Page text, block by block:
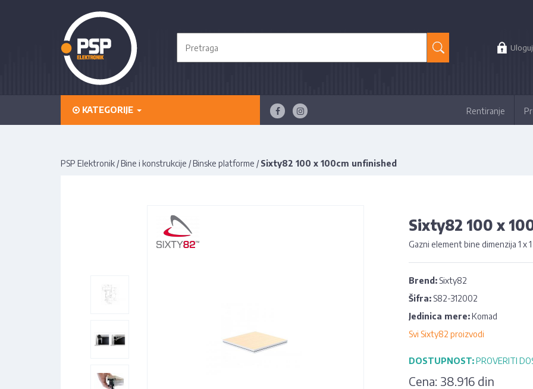
KATEGORIJE Rentiranje
PSP Elektronik /Bine i konstrukcije /Binske platforme / Sixty82 100 x 100cm unfinished
Sixty82 100 x
Gazni element bine dimenzija 1 x
Brend: Sixty82
Šifra: S82-312002
Jedinica mere:Komad
Svi Sixty82 proizvodi
DOSTUPNOST:PROVERITI
Cena: 38.916 din